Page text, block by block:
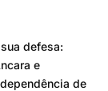
defesa:
e
de